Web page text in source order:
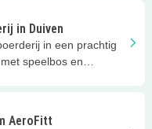
in Duiven
in een prachtig
speelbos en
AeroFitt